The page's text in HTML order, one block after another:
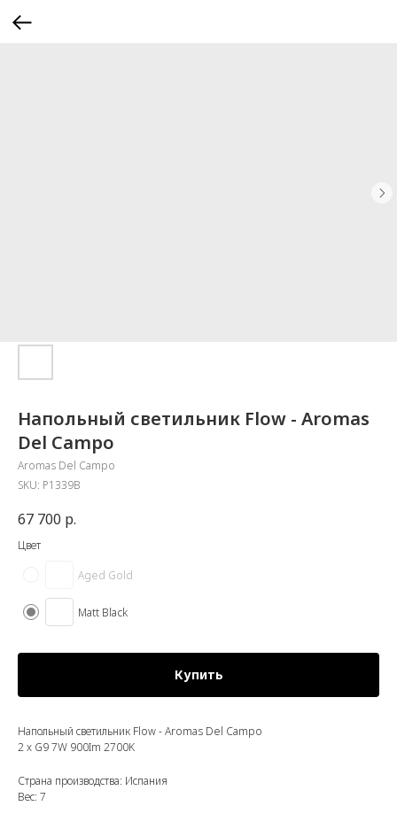
Напольный светильник Flow - Aromas
Del Campo
Aromas Del Campo
SKU: P1339B
67 700 р.
Цвет
Aged Gold
Matt Black
Купить
Напольный светильник Flow - Aromas Del Campo
2 x G9 7W 900Im 2700K
Страна производства: Испания
Вес: 7